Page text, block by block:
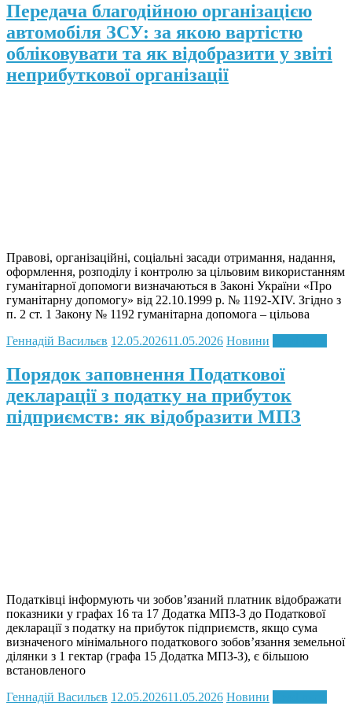
Передача благодійною організацією
автомобіля ЗСУ: за якою вартістю
обліковувати та як відобразити у звіті
неприбуткової організації
Правові, організаційні, соціальні засади отримання, надання,
оформлення, розподілу і контролю за цільовим використанням
гуманітарної допомоги визначаються в Законі України «Про
гуманітарну допомогу» від 22.10.1999 р. № 1192-XIV. Згідно з
п. 2 ст. 1 Закону № 1192 гуманітарна допомога – цільова
Геннадій Васильєв 12.05.202611.05.2026 Новини
Порядок заповнення Податкової
декларації з податку на прибуток
підприємств: як відобразити МПЗ
Податківці інформують чи зобов’язаний платник відображати
показники у графах 16 та 17 Додатка МПЗ-З до Податкової
декларації з податку на прибуток підприємств, якщо сума
визначеного мінімального податкового зобов’язання земельної
ділянки з 1 гектар (графа 15 Додатка МПЗ-З), є більшою
встановленого
Геннадій Васильєв 12.05.202611.05.2026 Новини